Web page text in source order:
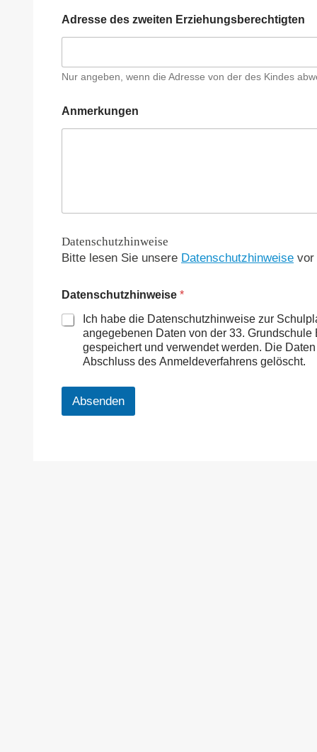
Adresse des zweiten Erziehungsberechtigten
Nur angeben, wenn die Adresse von der des Kindes
Anmerkungen
Datenschutzhinweise
Bitte lesen Sie unsere Datenschutzhinweise vor
Datenschutzhinweise *
Ich habe die Datenschutzhinweise zur
angegebenen Daten von der 33.
gespeichert und verwendet werden. Die
Abschluss des Anmeldeverfahrens gelöscht.
Absenden